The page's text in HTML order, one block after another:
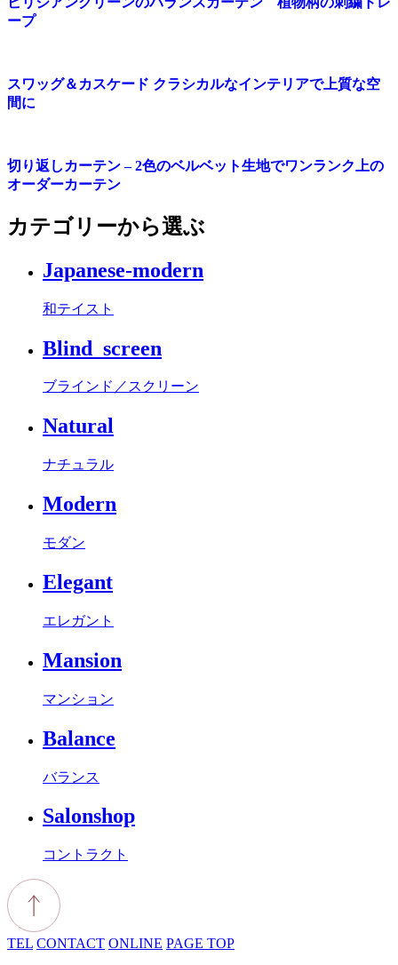
ープ
スワッグ＆カスケード クラシカルなインテリアで上質な空
間に
切り返しカーテン – 2色のベルベット生地でワンランク上の
オーダーカーテン
カテゴリーから選ぶ
Japanese-modern
和テイスト
Blind_screen
ブラインド／スクリーン
Natural
ナチュラル
Modern
モダン
Elegant
エレガント
Mansion
マンション
Balance
バランス
Salonshop
コントラクト
TEL CONTACT ONLINE PAGE TOP